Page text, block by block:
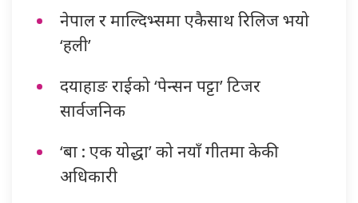
नेपाल र माल्दिभ्समा एकैसाथ रिलिज भयो
‘हली’
दयाहाङ राईको ‘पेन्सन पट्टा’ टिजर
सार्वजनिक
‘बा : एक योद्धा’ को नयाँ गीतमा केकी
अधिकारी